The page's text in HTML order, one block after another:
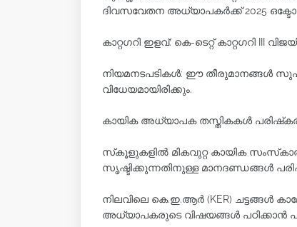
ദിവസവേതന അധ്യാപകർക്ക് 2025
കാറ്റഗറി ഇളവ്: കെ-ടെറ്റ് കാറ്റഗറി III
നിയമനടപടികൾ: ഈ തീരുമാനങ്ങൾ
വിധേയമായിരിക്കും.
കായിക അധ്യാപക തസ്തികകൾ
സ്‌കൂളുകളിൽ മികവുറ്റ കായിക
സൃഷ്ടിക്കുന്നതിനുള്ള മാനദണ്ഡങ്ങൾ
നിലവിലെ കെ.ഇ.ആർ (KER) ചട്ടങ്ങൾ
അധ്യാപകരുടെ വിഷയങ്ങൾ പഠിക്കാൻ